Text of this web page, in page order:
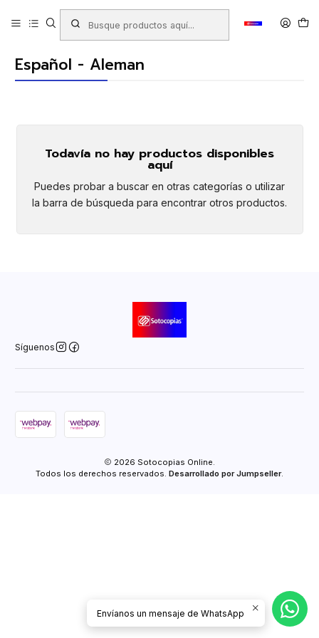
Productos LIBRERIA Libros Diccionarios
Español - Aleman
Español - Aleman
Todavía no hay productos disponibles
aquí
Puedes probar a buscar en otras categorías o utilizar
la barra de búsqueda para encontrar otros productos.
Síguenos
2026 Sotocopias Online.
Todos los derechos reservados. Desarrollado por Jumpseller.
Envíanos un mensaje de WhatsApp